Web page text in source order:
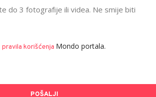
do 3 fotografije ili videa. Ne smije biti
pravila korišćenja Mondo portala.
POŠALJI